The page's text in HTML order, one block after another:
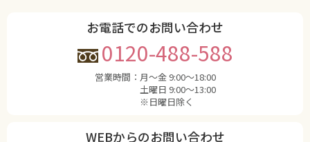
お電話でのお問い合わせ
0120-488-588
営業時間： 月〜金 9:00〜18:00
土曜日 9:00〜13:00
※日曜日除く
WEBからのお問い合わせ